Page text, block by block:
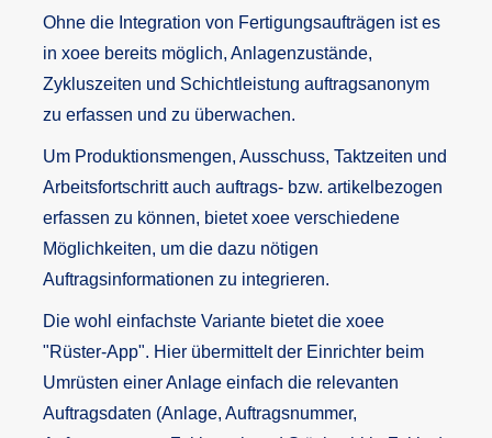
Ohne die Integration von Fertigungsaufträgen ist es
in xoee bereits möglich, Anlagenzustände,
Zykluszeiten und Schichtleistung auftragsanonym
zu erfassen und zu überwachen.
Um Produktionsmengen, Ausschuss, Taktzeiten und
Arbeitsfortschritt auch auftrags- bzw. artikelbezogen
erfassen zu können, bietet xoee verschiedene
Möglichkeiten, um die dazu nötigen
Auftragsinformationen zu integrieren.
Die wohl einfachste Variante bietet die xoee
"Rüster-App". Hier übermittelt der Einrichter beim
Umrüsten einer Anlage einfach die relevanten
Auftragsdaten (Anlage, Auftragsnummer,